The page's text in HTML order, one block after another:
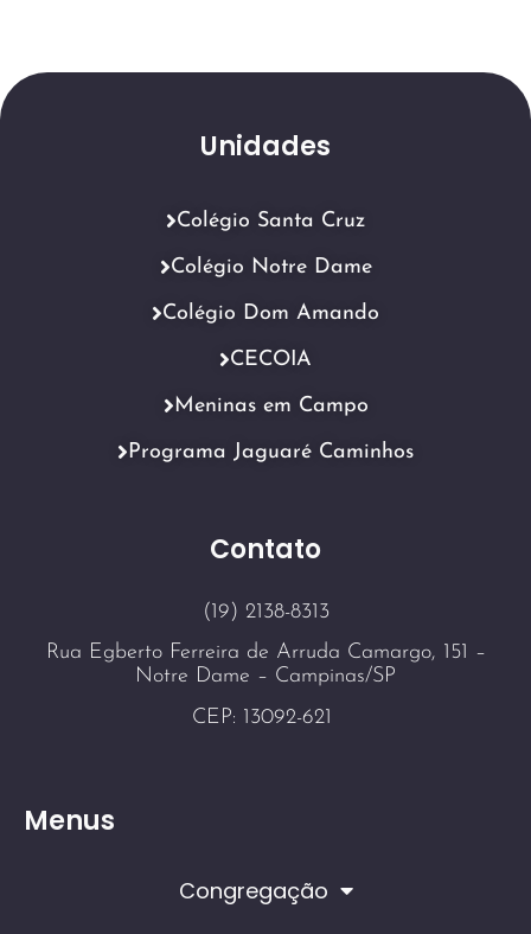
Contato
(19) 2138-8313
Rua Egberto Ferreira de Arruda Camargo, 151 –
Notre Dame – Campinas/SP
CEP: 13092-621
Menus
Congregação
Unidades
Colégio Santa Cruz
Colégio Notre Dame
Colégio Dom Amando
CECOIA
Meninas em Campo
Programa Jaguaré Caminhos